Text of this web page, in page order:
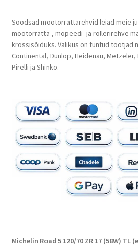
Soodsad mootorrattarehvid leiad meie
mootorratta-, mopeedi- ja rollerirehve
krossisõiduks. Valikus on tuntud tootjad
Continental, Dunlop, Heidenau, Metzeler,
Pirelli ja Shinko.
Michelin Road 5 120/70 ZR 17 (58W) TL